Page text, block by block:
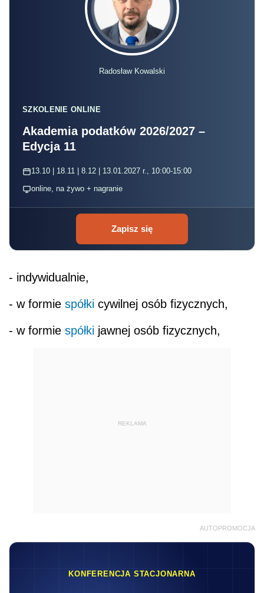
Radosław Kowalski
SZKOLENIE ONLINE
Akademia podatków 2026/2027 –
Edycja 11
13.10 | 18.11 | 8.12 | 13.01.2027 r., 10:00-15:00
online, na żywo + nagranie
Zapisz się
- indywidualnie,
- w formie spółki cywilnej osób fizycznych,
- w formie spółki jawnej osób fizycznych,
REKLAMA
AUTOPROMOCJA
KONFERENCJA STACJONARNA